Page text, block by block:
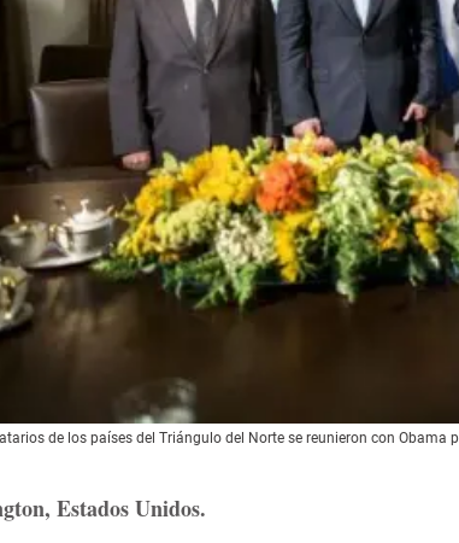
de los países del Triángulo del Norte se reunieron con
Estados Unidos.